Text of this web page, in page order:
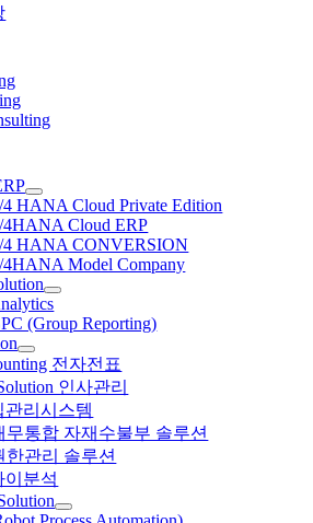
4 HANA Cloud Private Edition
4HANA Cloud ERP
4 HANA CONVERSION
4HANA Model Company
(Group Reporting)
전자전표
인사관리
관리시스템
무통합 자재수불부 솔루션
한관리 솔루션
이분석